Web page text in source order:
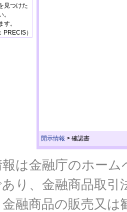
開示情報 > 確認書
見つけた
。
PRECIS）
は金融庁のホー
り、金融商品取
融商品の販売又